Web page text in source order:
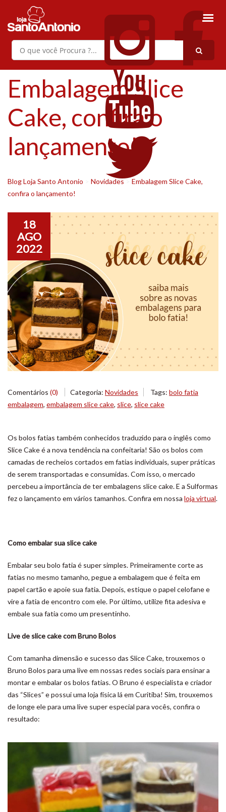
Embalagem Slice
Cake, confira o
lançamento!
Blog Loja Santo Antonio Novidades> Embalagem Slice Cake,
confira o lançamento!
Comentários (0) Categoria: Novidades Tags: bolo fatia
embalagem, embalagem slice cake, slice, slice cake
Os bolos fatias também conhecidos traduzido para o inglês como
Slice Cake é a nova tendência na confeitaria! São os bolos com
camadas de recheios cortados em fatias individuais, super práticas
de serem transportadas e consumidas. Com isso, o mercado
percebeu a importância de ter embalagens slice cake. E a Sulformas
fez o lançamento em vários tamanhos. Confira em nossa loja virtual.
Como embalar sua slice cake
Embalar seu bolo fatia é super simples. Primeiramente corte as
fatias no mesmo tamanho, pegue a embalagem que é feita em
papel cartão e apoie sua fatia. Depois, estique o papel celofane e
vire a fatia de encontro com ele. Por último, utilize fita adesiva e
embale sua fatia como um presentinho.
Live de slice cake com Bruno Bolos
Com tamanha dimensão e sucesso das Slice Cake, trouxemos o
Bruno Bolos para uma live em nossas redes sociais para ensinar a
montar e embalar os bolos fatias. O Bruno é especialista e criador
das “Slices” e possui uma loja física lá em Curitiba! Sim, trouxemos
de longe ele para uma live super especial para vocês, confira o
resultado:
18
AGO
2022